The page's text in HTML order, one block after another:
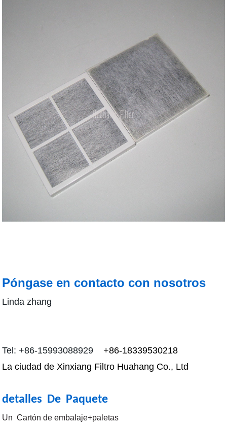
Póngase en contacto con nosotros
Linda zhang
Tel: +86-15993088929 +86-18339530218
La ciudad de Xinxiang Filtro Huahang Co., Ltd
detalles De Paquete
Un Cartón de embalaje+paletas